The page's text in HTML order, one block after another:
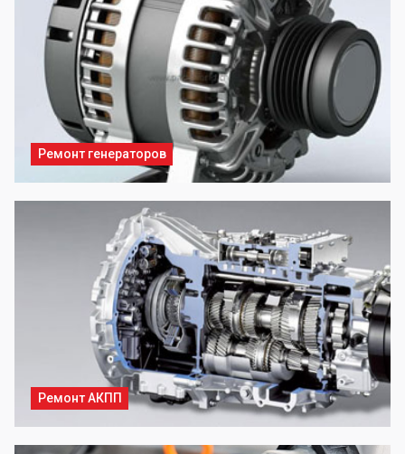
Ремонт генераторов
Ремонт АКПП